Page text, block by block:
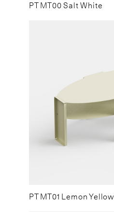
PT MT00 Salt White
PT MT01 Lemon Yellow